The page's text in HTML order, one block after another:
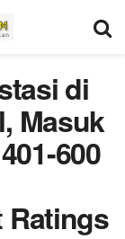
di
Masuk
600
Ratings